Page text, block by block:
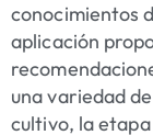
conocimientos
aplicación
una variedad
cultivo, la